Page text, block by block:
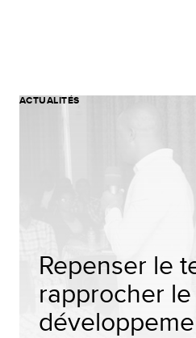
ACTUALITÉS
Repenser le
rapprocher le